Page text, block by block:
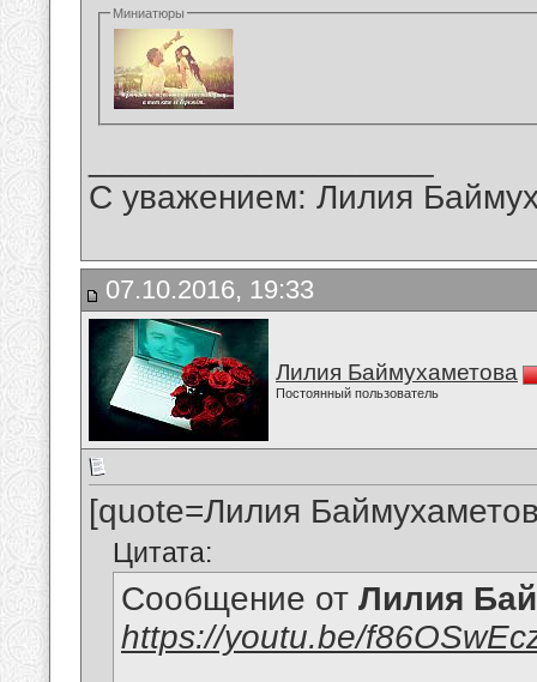
Миниатюры
С уважением: Лилия
07.10.2016, 19:33
Лилия Баймухаметова
Постоянный пользователь
[quote=Лилия
Цитата:
Сообщение от Лилия
https://youtu.be/